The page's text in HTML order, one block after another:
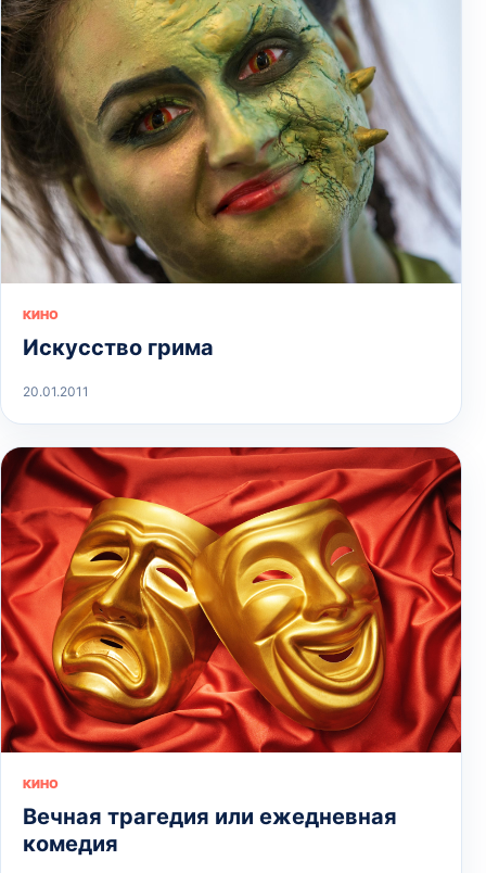
КИНО
Искусство грима
20.01.2011
КИНО
Вечная трагедия или ежедневная
комедия